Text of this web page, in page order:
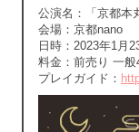
公演名：「京都本
会場：京都nano
日時：2023年1月
料金：前売り 一
プレイガイド：